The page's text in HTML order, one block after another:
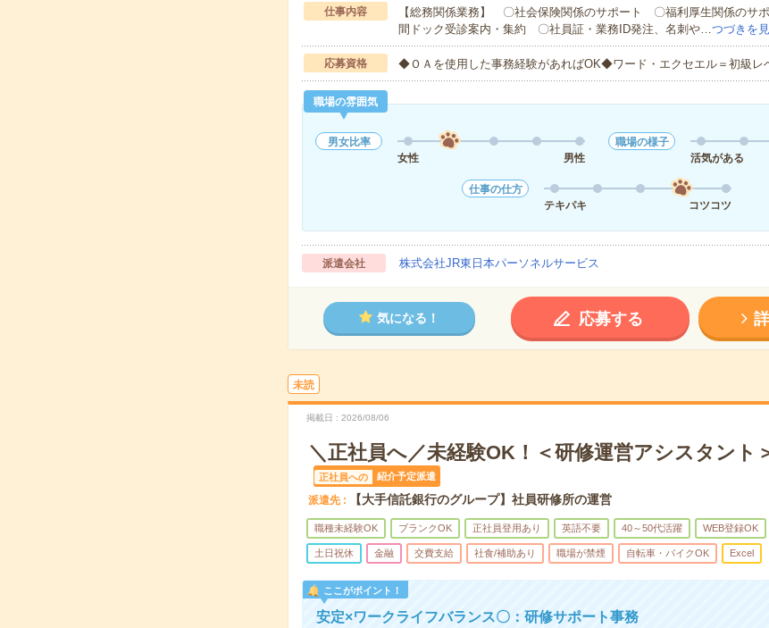
仕事内容
【総務関係業務】 〇社会保険関係のサポート 〇福利厚生関係のサ
間ドック受診案内・集約 〇社員証・業務ID発注、名刺や…つづきを
応募資格 ◆ＯＡを使用した事務経験があればOK◆ワード・エクセエル＝初級レ
職場の雰囲気
男女比率
女性
男性
職場の様子
活気がある
仕事の仕方
テキパキ
コツコツ
派遣会社 株式会社JR東日本パーソネルサービス
気になる！ 応募する
未読
掲載日 2026/08/06
＼正社員へ／未経験OK！＜研修運営アシスタント
正社員への 紹介予定派遣
派遣先 【大手信託銀行のグループ】社員研修所の運営
職種未経験OK ブランクOK 正社員登用あり 英語不要 40～50代活躍 WEB登録OK
土日祝休 金融 交費支給 社食/補助あり 職場が禁煙 自転車・バイクOK Excel
ここがポイント！
安定×ワークライフバランス〇：研修サポート事務